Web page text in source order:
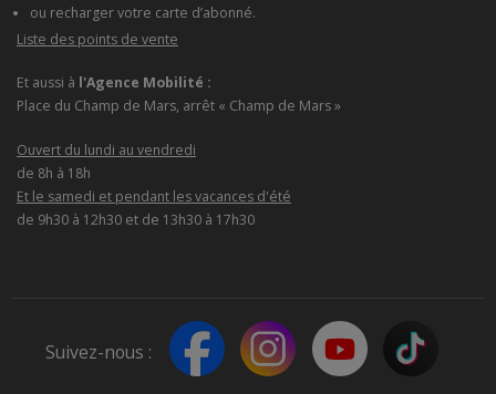
ou recharger votre carte d’abonné.
Liste des points de vente
Et aussi à l'Agence Mobilité :
Place du Champ de Mars, arrêt « Champ de Mars »
Ouvert du lundi au vendredi
de 8h à 18h
Et le samedi et pendant les vacances d'été
de 9h30 à 12h30 et de 13h30 à 17h30
Suivez-nous :